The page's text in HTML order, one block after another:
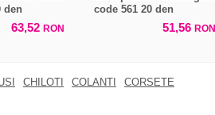
den
63,52 RON
code 561 20 den
51,56 RON
CHILOTI COLANTI
CORSETE